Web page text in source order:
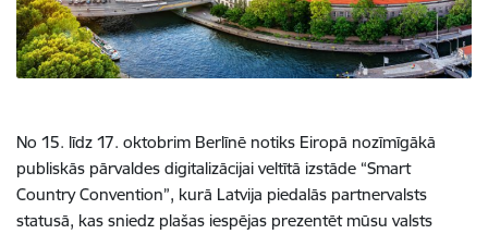
No 15. līdz 17. oktobrim Berlīnē notiks Eiropā nozīmīgākā
publiskās pārvaldes digitalizācijai veltītā izstāde “Smart
Country Convention”, kurā Latvija piedalās partnervalsts
statusā, kas sniedz plašas iespējas prezentēt mūsu valsts